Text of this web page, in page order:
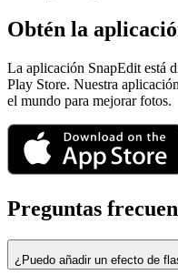
Obtén la
La aplicación SnapEdit está
Play Store. Nuestra
el mundo para mejorar fotos.
Preguntas
¿Puedo añadir un efecto de